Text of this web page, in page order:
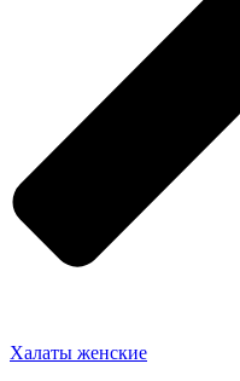
Халаты женские